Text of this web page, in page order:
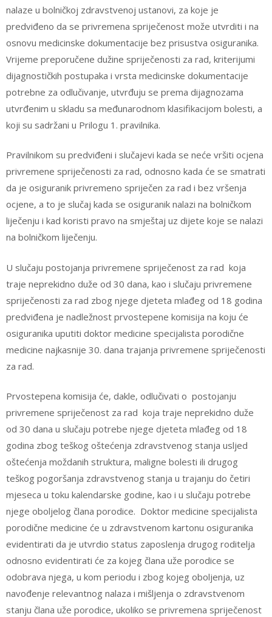
nalaze u bolničkoj zdravstvenoj ustanovi, za koje je
predviđeno da se privremena spriječenost može utvrditi i na
osnovu medicinske dokumentacije bez prisustva osiguranika.
Vrijeme preporučene dužine spriječenosti za rad, kriterijumi
dijagnostičkih postupaka i vrsta medicinske dokumentacije
potrebne za odlučivanje, utvrđuju se prema dijagnozama
utvrđenim u skladu sa međunarodnom klasifikacijom bolesti, a
koji su sadržani u Prilogu 1. pravilnika.
Pravilnikom su predviđeni i slučajevi kada se neće vršiti ocjena
privremene spriječenosti za rad, odnosno kada će se smatrati
da je osiguranik privremeno spriječen za rad i bez vršenja
ocjene, a to je slučaj kada se osiguranik nalazi na bolničkom
liječenju i kad koristi pravo na smještaj uz dijete koje se nalazi
na bolničkom liječenju.
U slučaju postojanja privremene spriječenost za rad koja
traje neprekidno duže od 30 dana, kao i slučaju privremene
spriječenosti za rad zbog njege djeteta mlađeg od 18 godina
predviđena je nadležnost prvostepene komisija na koju će
osiguranika uputiti doktor medicine specijalista porodične
medicine najkasnije 30. dana trajanja privremene spriječenosti
za rad.
Prvostepena komisija će, dakle, odlučivati o postojanju
privremene spriječenost za rad koja traje neprekidno duže
od 30 dana u slučaju potrebe njege djeteta mlađeg od 18
godina zbog teškog oštećenja zdravstvenog stanja usljed
oštećenja moždanih struktura, maligne bolesti ili drugog
teškog pogoršanja zdravstvenog stanja u trajanju do četiri
mjeseca u toku kalendarske godine, kao i u slučaju potrebe
njege oboljelog člana porodice. Doktor medicine specijalista
porodične medicine će u zdravstvenom kartonu osiguranika
evidentirati da je utvrdio status zaposlenja drugog roditelja
odnosno evidentirati će za kojeg člana uže porodice se
odobrava njega, u kom periodu i zbog kojeg oboljenja, uz
navođenje relevantnog nalaza i mišljenja o zdravstvenom
stanju člana uže porodice, ukoliko se privremena spriječenost